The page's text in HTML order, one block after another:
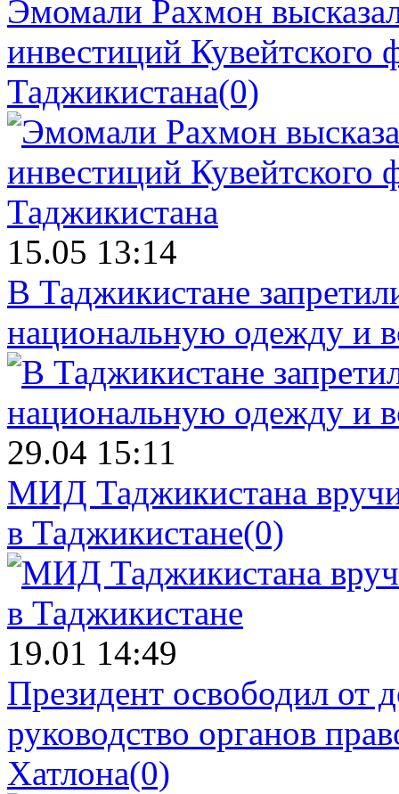
Эмомали Рахмон
инвестиций Кувейтского
Таджикистана(0)
15.05 13:14
В Таджикистане
национальную одежду и
29.04 15:11
МИД Таджикистана
в Таджикистане(0)
19.01 14:49
Президент освободил от
руководство органов
Хатлона(0)